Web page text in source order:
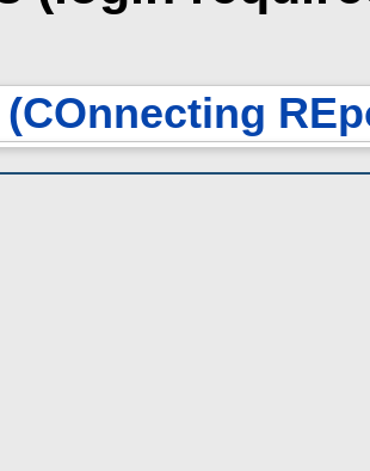
(COnnecting